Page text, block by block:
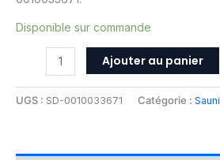
Disponible sur commande
Ajouter au panier
UGS : SD-0010033671 Catégorie :